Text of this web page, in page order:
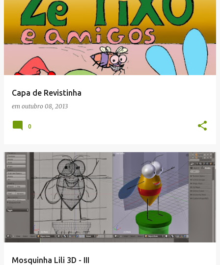
Capa de Revistinha
em outubro 08, 2013
0
Mosquinha Lili 3D - III